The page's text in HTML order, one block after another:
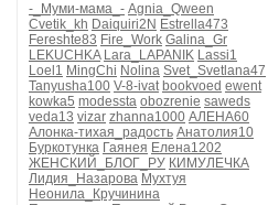
-_Муми-мама_- Agnia_Qween
Cvetik_kh Daiquiri2N Estrella473
Fereshte83 Fire_Work Galina_Gr
LEKUCHKA Lara_LAPANIK Lassi1
Loel1 MingChi Nolina Svet_Svetlana47
Tanyusha100 V-8-ivat bookvoed ewent
kowka5 modessta obozrenie saweds
veda13 vizar zhanna1000 АЛЕНА60
Алонка-тихая_радость Анатолия10
Буркотунка Гаянея Елена1202
ЖЕНСКИЙ_БЛОГ_РУ КИМУЛЕЧКА
Лидия_Назарова Мухтуя
Неонила_Кручинина